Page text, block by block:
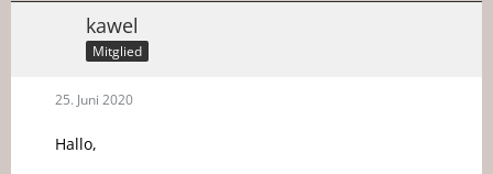
kawel
Mitglied
25. Juni 2020
Hallo,